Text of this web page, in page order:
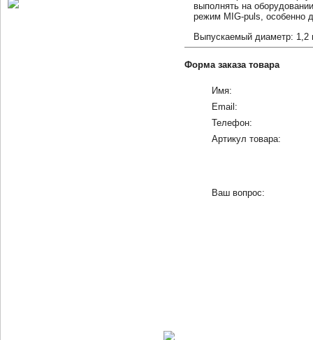
выполнять на
режим MIG-puls, особенно
Выпускаемый диаметр: 1,2
Форма заказа товара
Имя:
Email:
Телефон:
Артикул товара:
Ваш вопрос: